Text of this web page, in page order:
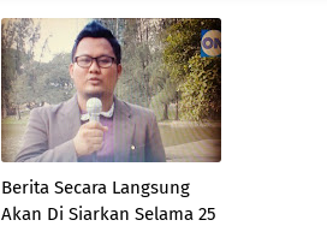
Berita Secara Langsung
Akan Di Siarkan Selama 25